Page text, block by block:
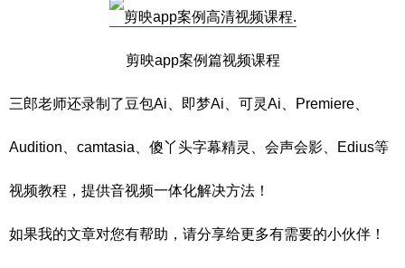
剪映app案例篇视频课程
三郎老师还录制了豆包Ai、即梦Ai、可灵Ai、Premiere、
Audition、camtasia、傻丫头字幕精灵、会声会影、Edius等
视频教程，提供音视频一体化解决方法！
如果我的文章对您有帮助，请分享给更多有需要的小伙伴！